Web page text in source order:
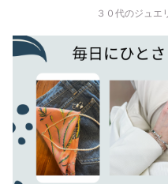
３０代のジュエ